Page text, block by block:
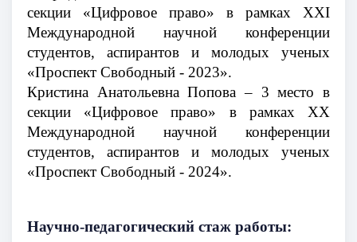
секции «Цифровое право» в рамках XXI
Международной научной конференции
студентов, аспирантов и молодых ученых
«Проспект Свободный - 2023».
Кристина Анатольевна Попова – 3 место в
секции «Цифровое право» в рамках XX
Международной научной конференции
студентов, аспирантов и молодых ученых
«Проспект Свободный - 2024».
Научно-педагогический стаж работы: